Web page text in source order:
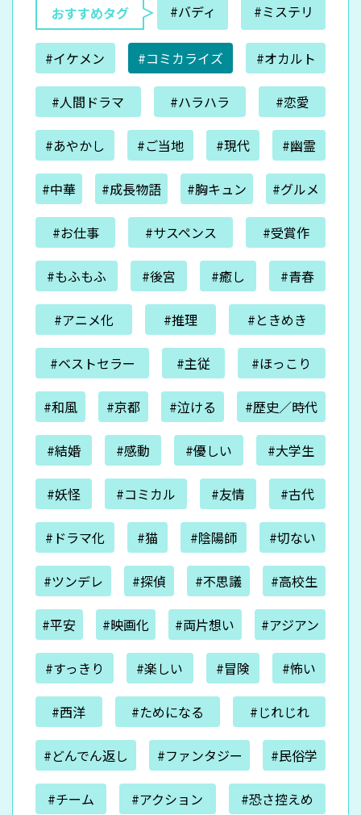
おすすめタグ #バディ #ミステリ
#イケメン #コミカライズ #オカルト
#人間ドラマ #ハラハラ #恋愛
#あやかし #ご当地 #現代 #幽霊
#中華 #成長物語 #胸キュン #グルメ
#お仕事 #サスペンス #受賞作
#もふもふ #後宮 #癒し #青春
#アニメ化 #推理 #ときめき
#ベストセラー #主従 #ほっこり
#和風 #京都 #泣ける #歴史／時代
#結婚 #感動 #優しい #大学生
#妖怪 #コミカル #友情 #古代
#ドラマ化 #猫 #陰陽師 #切ない
#ツンデレ #探偵 #不思議 #高校生
#平安 #映画化 #両片想い #アジアン
#すっきり #楽しい #冒険 #怖い
#西洋 #ためになる #じれじれ
#どんでん返し #ファンタジー #民俗学
#チーム #アクション #恐さ控えめ